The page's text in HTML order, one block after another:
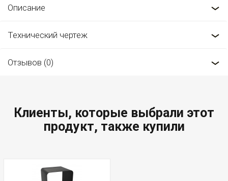
Описание
Технический чертеж
Отзывов (0)
Клиенты, которые выбрали этот
продукт, также купили